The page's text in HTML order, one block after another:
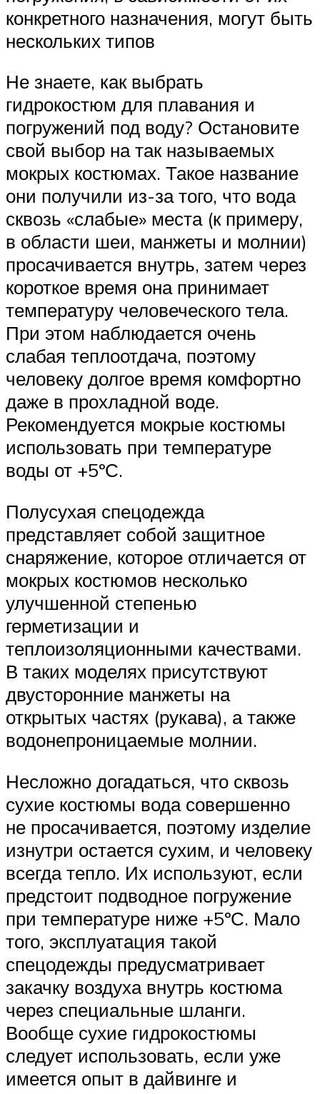
конкретного назначения, могут быть
нескольких типов
Не знаете, как выбрать
гидрокостюм для плавания и
погружений под воду? Остановите
свой выбор на так называемых
мокрых костюмах. Такое название
они получили из-за того, что вода
сквозь «слабые» места (к примеру,
в области шеи, манжеты и молнии)
просачивается внутрь, затем через
короткое время она принимает
температуру человеческого тела.
При этом наблюдается очень
слабая теплоотдача, поэтому
человеку долгое время комфортно
даже в прохладной воде.
Рекомендуется мокрые костюмы
использовать при температуре
воды от +5ºС.
Полусухая спецодежда
представляет собой защитное
снаряжение, которое отличается от
мокрых костюмов несколько
улучшенной степенью
герметизации и
теплоизоляционными качествами.
В таких моделях присутствуют
двусторонние манжеты на
открытых частях (рукава), а также
водонепроницаемые молнии.
Несложно догадаться, что сквозь
сухие костюмы вода совершенно
не просачивается, поэтому изделие
изнутри остается сухим, и человеку
всегда тепло. Их используют, если
предстоит подводное погружение
при температуре ниже +5ºС. Мало
того, эксплуатация такой
спецодежды предусматривает
закачку воздуха внутрь костюма
через специальные шланги.
Вообще сухие гидрокостюмы
следует использовать, если уже
имеется опыт в дайвинге и